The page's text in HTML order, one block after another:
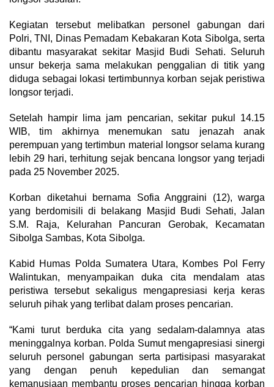
Kegiatan tersebut melibatkan personel gabungan dari
Polri, TNI, Dinas Pemadam Kebakaran Kota Sibolga, serta
dibantu masyarakat sekitar Masjid Budi Sehati. Seluruh
unsur bekerja sama melakukan penggalian di titik yang
diduga sebagai lokasi tertimbunnya korban sejak peristiwa
longsor terjadi.
Setelah hampir lima jam pencarian, sekitar pukul 14.15
WIB, tim akhirnya menemukan satu jenazah anak
perempuan yang tertimbun material longsor selama kurang
lebih 29 hari, terhitung sejak bencana longsor yang terjadi
pada 25 November 2025.
Korban diketahui bernama Sofia Anggraini (12), warga
yang berdomisili di belakang Masjid Budi Sehati, Jalan
S.M. Raja, Kelurahan Pancuran Gerobak, Kecamatan
Sibolga Sambas, Kota Sibolga.
Kabid Humas Polda Sumatera Utara, Kombes Pol Ferry
Walintukan, menyampaikan duka cita mendalam atas
peristiwa tersebut sekaligus mengapresiasi kerja keras
seluruh pihak yang terlibat dalam proses pencarian.
“Kami turut berduka cita yang sedalam-dalamnya atas
meninggalnya korban. Polda Sumut mengapresiasi sinergi
seluruh personel gabungan serta partisipasi masyarakat
yang dengan penuh kepedulian dan semangat
kemanusiaan membantu proses pencarian hingga korban